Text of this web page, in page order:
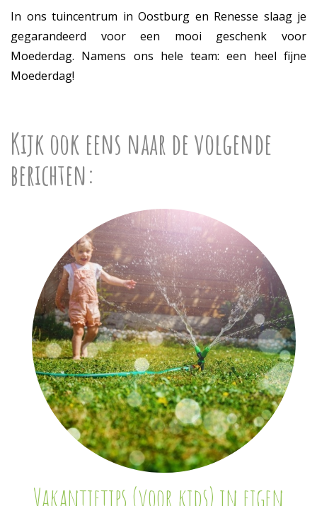
In ons tuincentrum in Oostburg en Renesse slaag je
gegarandeerd voor een mooi geschenk voor
Moederdag. Namens ons hele team: een heel fijne
Moederdag!
Kijk ook eens naar de volgende
berichten:
Vakantietips (voor kids) in eigen